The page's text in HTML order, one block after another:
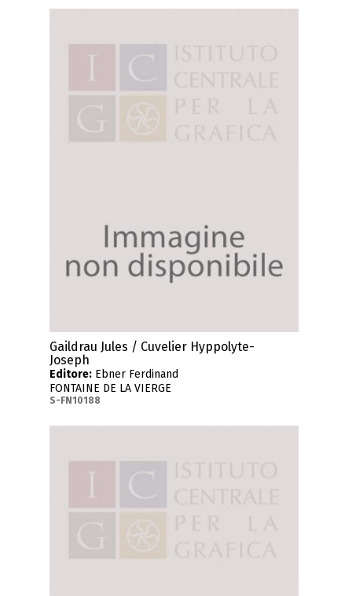
Gaildrau Jules / Cuvelier Hyppolyte-
Joseph
Editore: Ebner Ferdinand
FONTAINE DE LA VIERGE
S-FN10188